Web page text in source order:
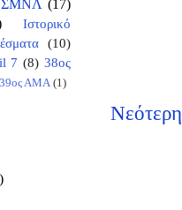
ΣΜΝΛ (17)
Ιστορικό
(10)
7 (8) 38ος
39ος ΑΜΑ (1)